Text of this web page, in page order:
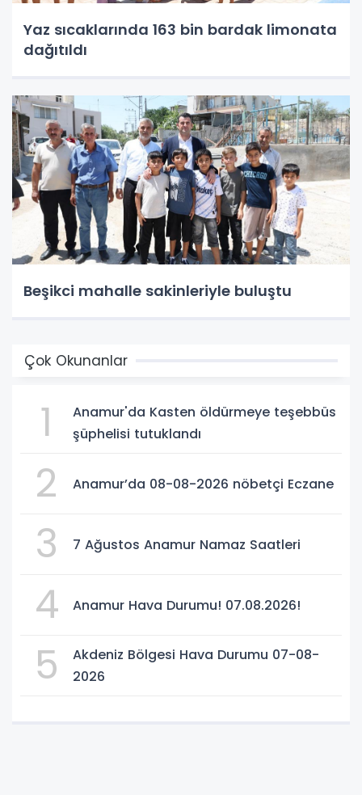
Yaz sıcaklarında 163 bin bardak limonata
dağıtıldı
Beşikci mahalle sakinleriyle buluştu
Çok Okunanlar
1
Anamur'da Kasten öldürmeye teşebbüs
şüphelisi tutuklandı
2 Anamur’da 08-08-2026 nöbetçi Eczane
3 7 Ağustos Anamur Namaz Saatleri
4 Anamur Hava Durumu! 07.08.2026!
5
Akdeniz Bölgesi Hava Durumu 07-08-
2026